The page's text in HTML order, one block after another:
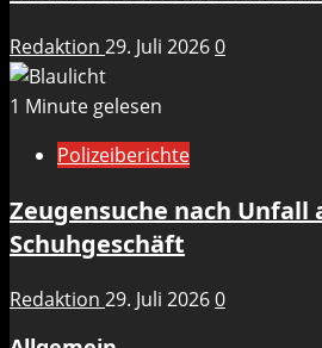
Redaktion 29. Juli 20260
1 Minute gelesen
Polizeiberichte
Zeugensuche nach Unfall
Schuhgeschäft
Redaktion 29. Juli 20260